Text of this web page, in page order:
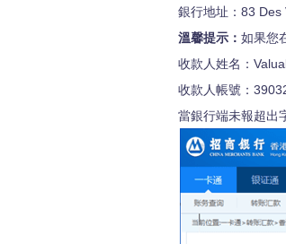
銀行地址：83
溫馨提示： 如果您
收款人姓名：
收款人帳號：
當銀行端未報超出